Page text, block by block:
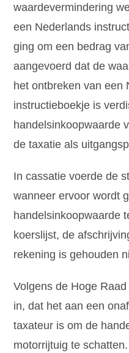
waardevermindering
een Nederlands
ging om een bedrag
aangevoerd dat de
het ontbreken van een
instructieboekje is
handelsinkoopwaarde
de taxatie als
In cassatie voerde de
wanneer ervoor wordt
handelsinkoopwaarde
koerslijst, de
rekening is gehouden
Volgens de Hoge
in, dat het aan een
taxateur is om de
motorrijtuig te